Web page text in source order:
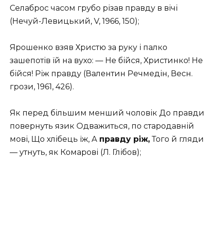
Селаброс часом грубо різав правду в вічі
(Нечуй-Левицький, V, 1966, 150);
Ярошенко взяв Христю за руку і палко
зашепотів їй на вухо: — Не бійся, Христинко! Не
бійся! Ріж правду (Валентин Речмедін, Весн.
грози, 1961, 426).
Як перед більшим менший чоловік До правди
повернуть язик Одважиться, по стародавній
мові, Що хлібець їж, А правду ріж,Того й гляди
— утнуть, як Комарові (Л. Глібов);